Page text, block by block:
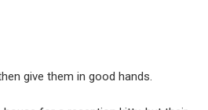
give them in good hands.